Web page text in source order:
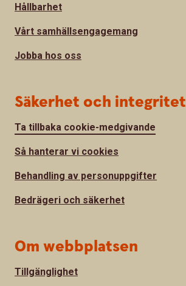
Hållbarhet
Vårt samhällsengagemang
Jobba hos oss
Säkerhet och integritet
Ta tillbaka cookie-medgivande
Så hanterar vi cookies
Behandling av personuppgifter
Bedrägeri och säkerhet
Om webbplatsen
Tillgänglighet